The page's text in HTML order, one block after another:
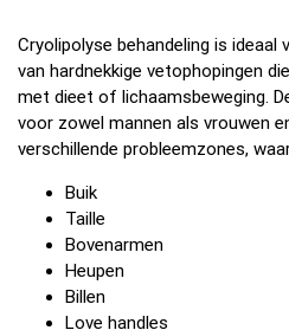
Cryolipolyse behandeling is
van hardnekkige vetophopingen
met dieet of lichaamsbeweging.
voor zowel mannen als vrouwen
verschillende probleemzones,
Buik
Taille
Bovenarmen
Heupen
Billen
Love handles